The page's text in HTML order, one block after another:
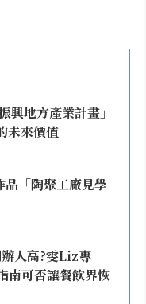
未來價值
品「陶聚工廠見學
人高?雯Liz專
南可否讓餐飲界恢